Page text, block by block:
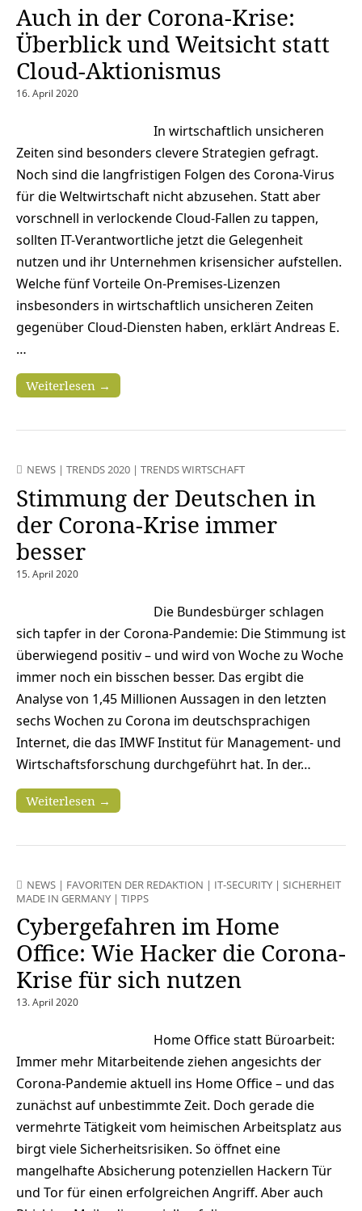
Auch in der Corona-Krise:
Überblick und Weitsicht statt
Cloud-Aktionismus
16. April 2020
In wirtschaftlich unsicheren
Zeiten sind besonders clevere Strategien gefragt.
Noch sind die langfristigen Folgen des Corona-Virus
für die Weltwirtschaft nicht abzusehen. Statt aber
vorschnell in verlockende Cloud-Fallen zu tappen,
sollten IT-Verantwortliche jetzt die Gelegenheit
nutzen und ihr Unternehmen krisensicher aufstellen.
Welche fünf Vorteile On-Premises-Lizenzen
insbesonders in wirtschaftlich unsicheren Zeiten
gegenüber Cloud-Diensten haben, erklärt Andreas E.
…
Weiterlesen →
NEWS | TRENDS 2020 | TRENDS WIRTSCHAFT
Stimmung der Deutschen in
der Corona-Krise immer
besser
15. April 2020
Die Bundesbürger schlagen
sich tapfer in der Corona-Pandemie: Die Stimmung ist
überwiegend positiv – und wird von Woche zu Woche
immer noch ein bisschen besser. Das ergibt die
Analyse von 1,45 Millionen Aussagen in den letzten
sechs Wochen zu Corona im deutschsprachigen
Internet, die das IMWF Institut für Management- und
Wirtschaftsforschung durchgeführt hat. In der…
Weiterlesen →
NEWS | FAVORITEN DER REDAKTION | IT-SECURITY | SICHERHEIT
MADE IN GERMANY | TIPPS
Cybergefahren im Home
Office: Wie Hacker die Corona-
Krise für sich nutzen
13. April 2020
Home Office statt Büroarbeit:
Immer mehr Mitarbeitende ziehen angesichts der
Corona-Pandemie aktuell ins Home Office – und das
zunächst auf unbestimmte Zeit. Doch gerade die
vermehrte Tätigkeit vom heimischen Arbeitsplatz aus
birgt viele Sicherheitsrisiken. So öffnet eine
mangelhafte Absicherung potenziellen Hackern Tür
und Tor für einen erfolgreichen Angriff. Aber auch